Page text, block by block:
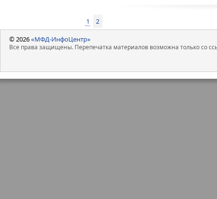
1 2
© 2026«МФД-ИнфоЦентр»
Все права защищены. Перепечатка материалов возможна только со